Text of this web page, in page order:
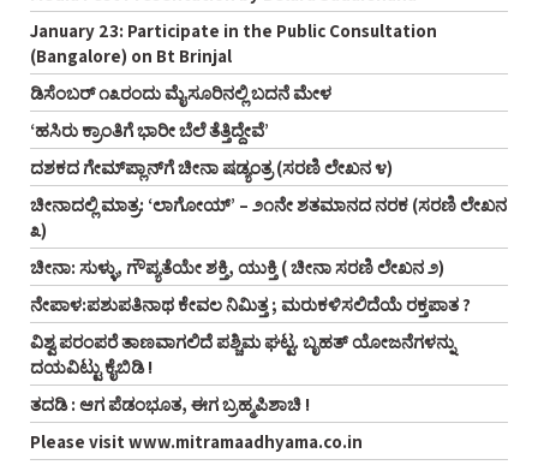
January 23: Participate in the Public Consultation
(Bangalore) on Bt Brinjal
ಡಿಸೆಂಬರ್ ೧೩ರಂದು ಮೈಸೂರಿನಲ್ಲಿ ಬದನೆ ಮೇಳ
‘ಹಸಿರು ಕ್ರಾಂತಿಗೆ ಭಾರೀ ಬೆಲೆ ತೆತ್ತಿದ್ದೇವೆ’
ದಶಕದ ಗೇಮ್‌ಪ್ಲಾನ್‌ಗೆ ಚೀನಾ ಷಡ್ಯಂತ್ರ (ಸರಣಿ ಲೇಖನ ೪)
ಚೀನಾದಲ್ಲಿ ಮಾತ್ರ: ‘ಲಾಗೋಯ್’ – ೨೧ನೇ ಶತಮಾನದ ನರಕ (ಸರಣಿ ಲೇಖನ
೩)
ಚೀನಾ: ಸುಳ್ಳು, ಗೌಪ್ಯತೆಯೇ ಶಕ್ತಿ, ಯುಕ್ತಿ ( ಚೀನಾ ಸರಣಿ ಲೇಖನ ೨)
ನೇಪಾಳ:ಪಶುಪತಿನಾಥ ಕೇವಲ ನಿಮಿತ್ತ ; ಮರುಕಳಿಸಲಿದೆಯೆ ರಕ್ತಪಾತ ?
ವಿಶ್ವ ಪರಂಪರೆ ತಾಣವಾಗಲಿದೆ ಪಶ್ಚಿಮ ಘಟ್ಟ. ಬೃಹತ್ ಯೋಜನೆಗಳನ್ನು
ದಯವಿಟ್ಟು ಕೈಬಿಡಿ !
ತದಡಿ : ಆಗ ಪೆಡಂಭೂತ, ಈಗ ಬ್ರಹ್ಮಪಿಶಾಚಿ !
Please visit www.mitramaadhyama.co.in